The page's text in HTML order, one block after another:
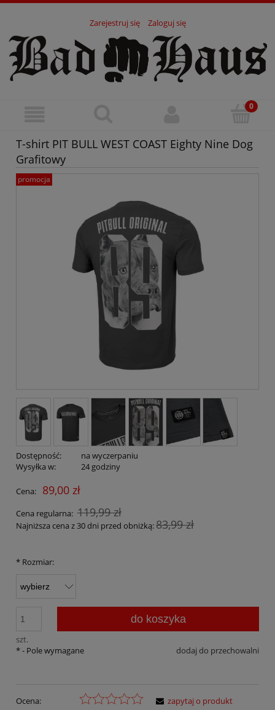
Zarejestruj się Zaloguj się
T-shirt PIT BULL WEST COAST Eighty Nine Dog
Grafitowy
promocja
Dostępność:
na wyczerpaniu
Wysyłka w:
24 godziny
Cena: 89,00 zł
Cena regularna: 119,99 zł
Najniższa cena z 30 dni przed obniżką:83,99 zł
* Rozmiar:
szt.
do koszyka
dodaj do przechowalni
*- Pole wymagane
Ocena:
zapytaj o produkt